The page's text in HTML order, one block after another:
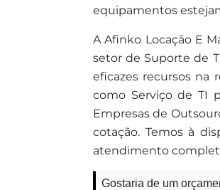
equipamentos
A Afinko Locação E
setor de Suporte de
eficazes recursos na
como Serviço de TI
Empresas de
cotação. Temos à
atendimento
Gostaria de um